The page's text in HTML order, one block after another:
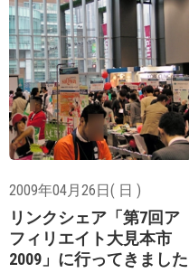
2009年04月26日( 日 )
リンクシェア「第7回ア
フィリエイト大見本市
2009」に行ってきました